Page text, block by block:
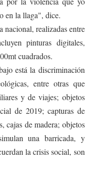
en la llaga", dice.
nacional, realizadas entre
pinturas digitales,
cuadrados.
está la discriminación
entre otras que
y de viajes; objetos
de 2019; capturas de
cajas de madera; objetos
una barricada, y
la crisis social, son